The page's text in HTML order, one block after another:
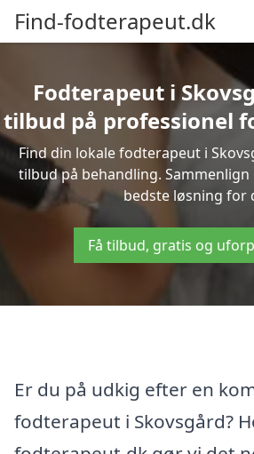
Find-fodterapeut.dk
Fodterapeut i
tilbud på professionel
Find din lokale fodterapeut i
tilbud på behandling.
bedste løsning for
Få tilbud, gratis og
Er du på udkig efter en
fodterapeut i Skovsgård?